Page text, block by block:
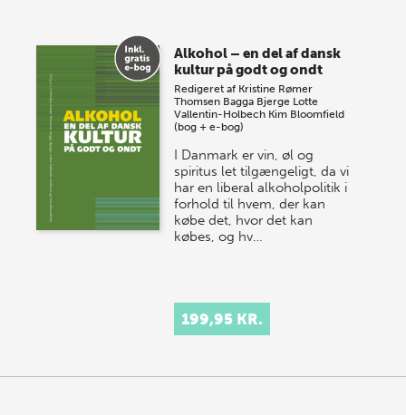
Alkohol – en del af dansk
kultur på godt og ondt
Redigeret af Kristine Rømer
Thomsen Bagga Bjerge Lotte
Vallentin-Holbech Kim Bloomfield
(bog + e-bog)
I Danmark er vin, øl og
spiritus let tilgængeligt, da vi
har en liberal alkoholpolitik i
forhold til hvem, der kan
købe det, hvor det kan
købes, og hv…
199,95 KR.